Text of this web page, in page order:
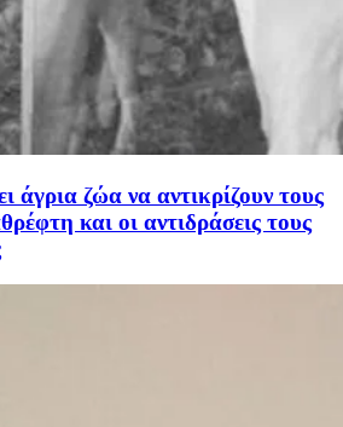
άγρια ζώα να αντικρίζουν τους
και οι αντιδράσεις τους